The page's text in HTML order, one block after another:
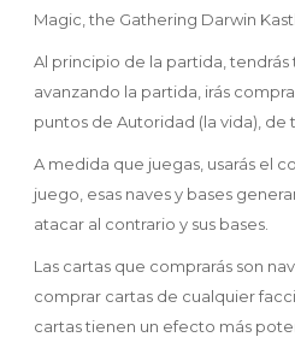
Magic, the Gathering Darwin
Al principio de la partida, tendrás
avanzando la partida, irás
puntos de Autoridad (la vida), de
A medida que juegas, usarás el
juego, esas naves y bases
atacar al contrario y sus bases.
Las cartas que comprarás son
comprar cartas de cualquier
cartas tienen un efecto más